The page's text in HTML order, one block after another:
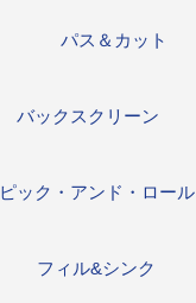
パス＆カット
バックスクリーン
ピック・アンド・ロール
フィル&シンク